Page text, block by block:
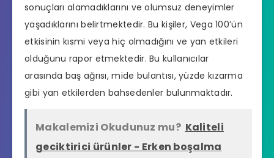
sonuçları alamadıklarını ve olumsuz deneyimler
yaşadıklarını belirtmektedir. Bu kişiler, Vega 100’ün
etkisinin kısmi veya hiç olmadığını ve yan etkileri
olduğunu rapor etmektedir. Bu kullanıcılar
arasında baş ağrısı, mide bulantısı, yüzde kızarma
gibi yan etkilerden bahsedenler bulunmaktadır.
Makalemizi Okudunuz mu? Kaliteli
geciktirici ürünler - Erken boşalma